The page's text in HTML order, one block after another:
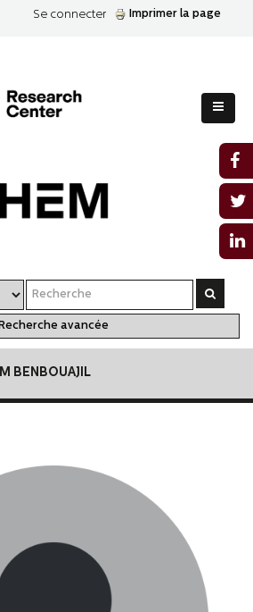
Se connecter Imprimer la page
Recherche avancée
BENBOUAJIL